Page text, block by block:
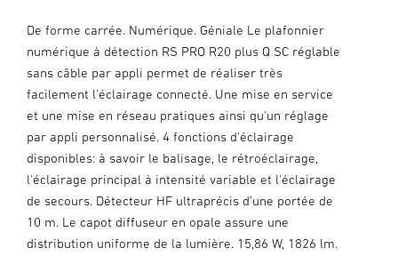
De forme carrée. Numérique. Géniale Le plafonnier
numérique à détection RS PRO R20 plus Q SC réglable
sans câble par appli permet de réaliser très
facilement l'éclairage connecté. Une mise en service
et une mise en réseau pratiques ainsi qu'un réglage
par appli personnalisé. 4 fonctions d'éclairage
disponibles: à savoir le balisage, le rétroéclairage,
l'éclairage principal à intensité variable et l'éclairage
de secours. Détecteur HF ultraprécis d’une portée de
10 m. Le capot diffuseur en opale assure une
distribution uniforme de la lumière. 15,86 W, 1826 lm.